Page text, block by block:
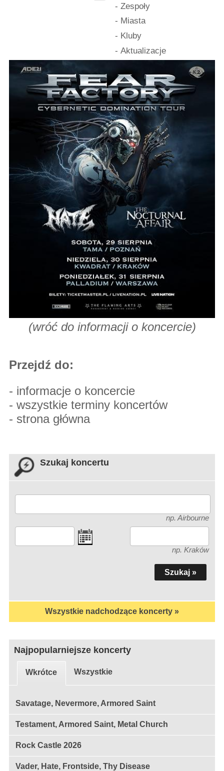
- Zespoły
- Miasta
- Kluby
- Aktualizacje
(wróć do informacji o koncercie)
Przejdź do:
- informacje o koncercie
- wszystkie terminy koncertów
- strona główna
Szukaj koncertu
np. Airbourne
np. Kraków
Wszystkie nadchodzące koncerty »
Najpopularniejsze koncerty
Wkrótce Wszystkie
Savatage, Nevermore, Armored Saint
Testament, Armored Saint, Metal Church
Rock Castle 2026
Vader, Hate, Frontside, Thy Disease